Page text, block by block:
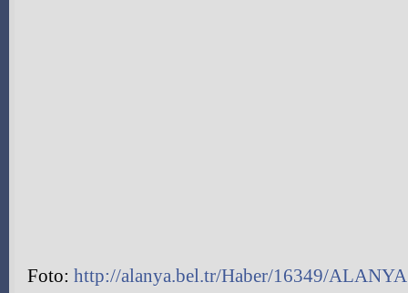
Foto: http://alanya.bel.tr/Haber/16349/